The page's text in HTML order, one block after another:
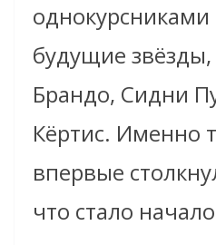
будущие
Брандо, Сидни
Кёртис. Именно
впервые
что стало